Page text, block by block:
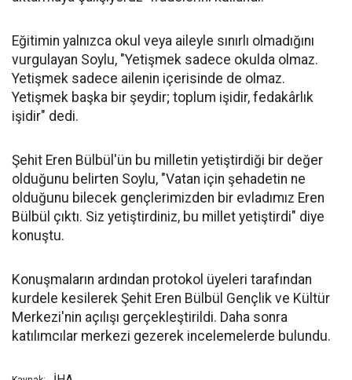
Eğitimin yalnızca okul veya aileyle sınırlı olmadığını
vurgulayan Soylu, "Yetişmek sadece okulda olmaz.
Yetişmek sadece ailenin içerisinde de olmaz.
Yetişmek başka bir şeydir; toplum işidir, fedakârlık
işidir" dedi.
Şehit Eren Bülbül'ün bu milletin yetiştirdiği bir değer
olduğunu belirten Soylu, "Vatan için şehadetin ne
olduğunu bilecek gençlerimizden bir evladımız Eren
Bülbül çıktı. Siz yetiştirdiniz, bu millet yetiştirdi" diye
konuştu.
Konuşmaların ardından protokol üyeleri tarafından
kurdele kesilerek Şehit Eren Bülbül Gençlik ve Kültür
Merkezi'nin açılışı gerçekleştirildi. Daha sonra
katılımcılar merkezi gezerek incelemelerde bulundu.